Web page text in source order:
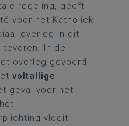
regeling, geeft
voor het Katholiek
overleg in dit
In de
overleg gevoerd
voltallige
geval voor het
vloeit